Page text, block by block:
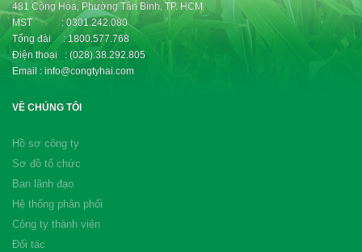
481 Cộng Hòa, Phường Tân Bình, TP. HCM
MST : 0301.242.080
Tổng đài : 1800.577.768
Điện thoại : (028).38.292.805
Email : info@congtyhai.com
VỀ CHÚNG TÔI
Hồ sơ công ty
Sơ đồ tổ chức
Ban lãnh đạo
Hệ thống phân phối
Công ty thành viên
Đối tác